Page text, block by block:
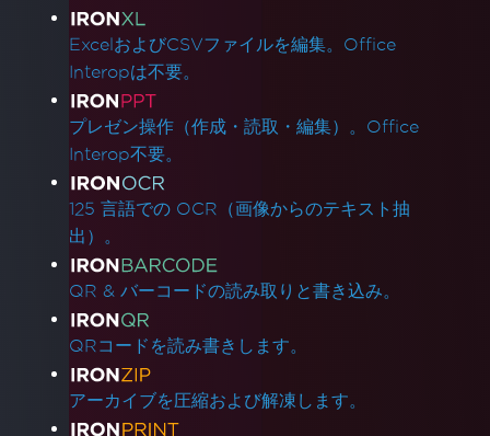
Visual Studio 用 Visual C++ 再配布可能パッケ
ージ
AWS Lambda / Amazon Linux 2
AWS Lambdaでのセグメンテーションフォルト
IronCefSubprocess
ローカルマシンでAzure Functionsプロジェク
トをデバッグ
Windows Nano Server / Servercoreでは.Net6
IronPDFランタイムフォルダー
ソフトウェアプログラムインストーラーに
IronPDFを追加
Red Hat Enterprise Linux (RHEL)のサポート
Azure App Service Linux - Chromeレンダラ
ーがコールドスタートで失敗
AzureコンテナでのgRPC接続エラーの修正
ExcelおよびCSVファイルを編集。Office
Interopは不要。
プレゼン操作（作成・読取・編集）。Office
Interop不要。
125 言語での OCR（画像からのテキスト抽
出）。
QR & バーコードの読み取りと書き込み。
QRコードを読み書きします。
アーカイブを圧縮および解凍します。